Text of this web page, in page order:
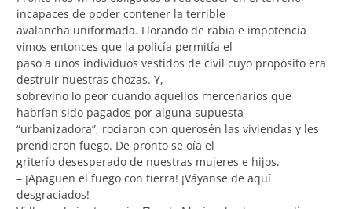
incapaces de poder contener la terrible
avalancha uniformada. Llorando de rabia e impotencia
vimos entonces que la policía permitía el
paso a unos individuos vestidos de civil cuyo propósito era
destruir nuestras chozas. Y,
sobrevino lo peor cuando aquellos mercenarios que
habrían sido pagados por alguna supuesta
“urbanizadora”, rociaron con querosén las viviendas y les
prendieron fuego. De pronto se oía el
griterío desesperado de nuestras mujeres e hijos.
– ¡Apaguen el fuego con tierra! ¡Váyanse de aquí
desgraciados!